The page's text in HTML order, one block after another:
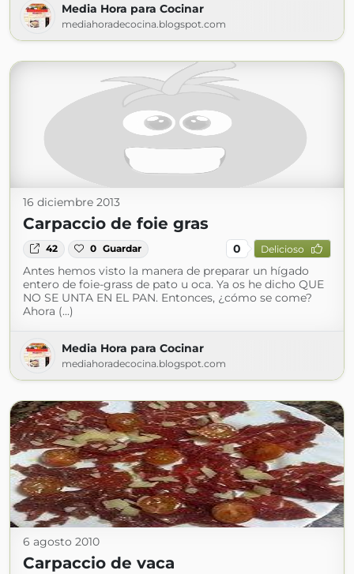
Media Hora para Cocinar
mediahoradecocina.blogspot.com
16 diciembre 2013
Carpaccio de foie gras
42 0 Guardar 0 Delicioso
Antes hemos visto la manera de preparar un hígado
entero de foie-grass de pato u oca. Ya os he dicho QUE
NO SE UNTA EN EL PAN. Entonces, ¿cómo se come?
Ahora (...)
Media Hora para Cocinar
mediahoradecocina.blogspot.com
6 agosto 2010
Carpaccio de vaca